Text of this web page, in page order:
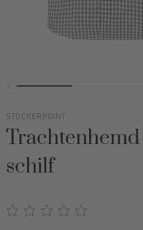
STOCKERPOINT
schilf